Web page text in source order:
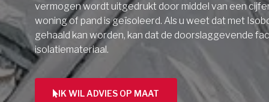
vermogen wordt uitgedrukt door middel van een
woning of pand is geïsoleerd. Als u weet dat met
gehaald kan worden, kan dat de doorslaggevende
isolatiemateriaal.
IK WIL ADVIES OP MAAT